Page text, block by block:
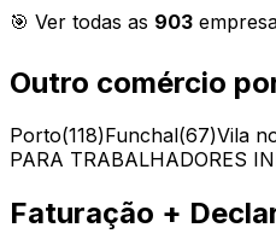
🎯 Ver todas as 903
Outro comércio
Porto(118)Funchal(67)Vila
PARA TRABALHADORES
Faturação +